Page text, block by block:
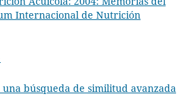
Internacional de Nutrición
búsqueda de similitud avanzada